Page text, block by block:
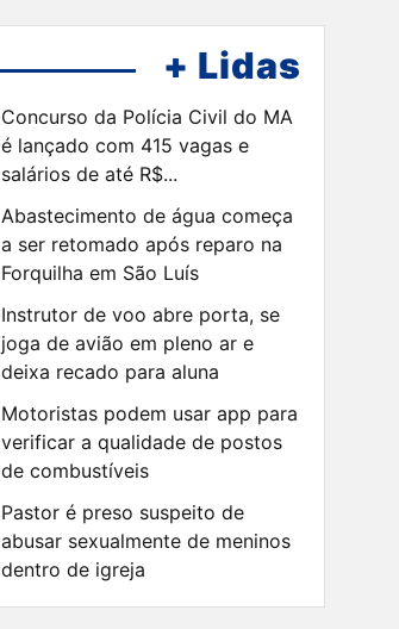
+ Lidas
Concurso da Polícia Civil do MA
é lançado com 415 vagas e
salários de até R$...
Abastecimento de água começa
a ser retomado após reparo na
Forquilha em São Luís
Instrutor de voo abre porta, se
joga de avião em pleno ar e
deixa recado para aluna
Motoristas podem usar app para
verificar a qualidade de postos
de combustíveis
Pastor é preso suspeito de
abusar sexualmente de meninos
dentro de igreja